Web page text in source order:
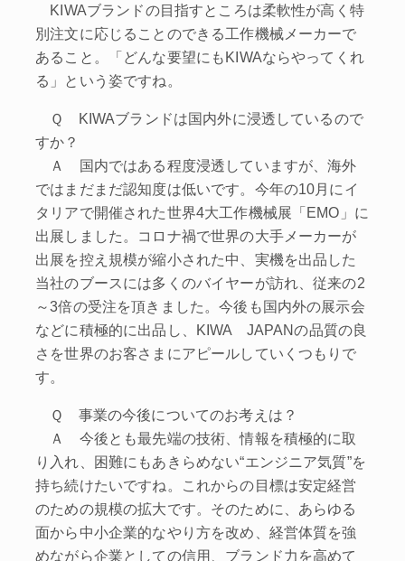
KIWAブランドの目指すところは柔軟性が高く特
別注文に応じることのできる工作機械メーカーで
あること。「どんな要望にもKIWAならやってくれ
る」という姿ですね。
Ｑ KIWAブランドは国内外に浸透しているので
すか？
Ａ 国内ではある程度浸透していますが、海外
ではまだまだ認知度は低いです。今年の10月にイ
タリアで開催された世界4大工作機械展「EMO」に
出展しました。コロナ禍で世界の大手メーカーが
出展を控え規模が縮小された中、実機を出品した
当社のブースには多くのバイヤーが訪れ、従来の2
～3倍の受注を頂きました。今後も国内外の展示会
などに積極的に出品し、KIWA JAPANの品質の良
さを世界のお客さまにアピールしていくつもりで
す。
Ｑ 事業の今後についてのお考えは？
Ａ 今後とも最先端の技術、情報を積極的に取
り入れ、困難にもあきらめない“エンジニア気質”を
持ち続けたいですね。これからの目標は安定経営
のための規模の拡大です。そのために、あらゆる
面から中小企業的なやり方を改め、経営体質を強
めながら企業としての信用、ブランド力を高めて